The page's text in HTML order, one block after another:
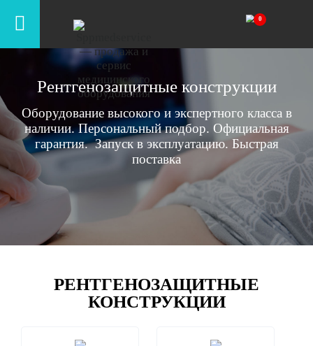
Рентгенозащитные конструкции
Оборудование высокого и экспертного класса в
наличии. Персональный подбор. Официальная
гарантия. Запуск в эксплуатацию. Быстрая
поставка
РЕНТГЕНОЗАЩИТНЫЕ
КОНСТРУКЦИИ